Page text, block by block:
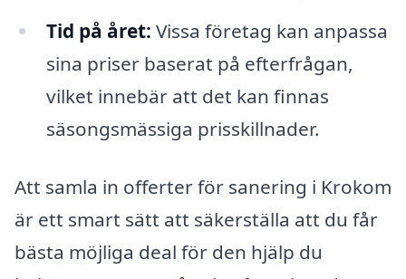
Tid på året: Vissa företag kan anpassa
sina priser baserat på efterfrågan,
vilket innebär att det kan finnas
säsongsmässiga prisskillnader.
Att samla in offerter för sanering i Krokom
är ett smart sätt att säkerställa att du får
bästa möjliga deal för den hjälp du